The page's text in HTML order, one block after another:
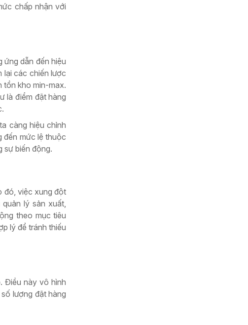
chấp nhận với
dẫn đến hiệu
lại các chiến lược
tồn kho min-max.
là điểm đặt hàng
càng hiệu chỉnh
đến mức lệ thuộc
sự biến động.
đó, việc xung đột
lý sản xuất,
theo mục tiêu
lý để tránh thiếu
Điều này vô hình
lượng đặt hàng